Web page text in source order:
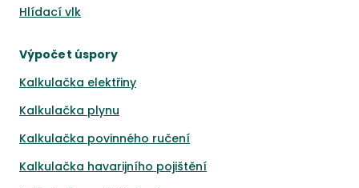
Hlídací vlk
Výpočet úspory
Kalkulačka elektřiny
Kalkulačka plynu
Kalkulačka povinného ručení
Kalkulačka havarijního pojištění